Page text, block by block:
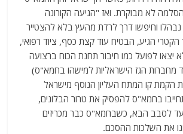
לא מבוקרת. ואז "הגיעה הקורונה
וחיפשו דרך לרדת מהעץ בלא להצטייר
הקטרי הגיע, הבטיח עוד קצת כסף, ציוד רפואי,
יצאו לפועל כמו חיבור תחנת הכוח ברצועה
מחברות הגז הישראליות למישהו בחמא"ס)
הקמת קו המתח העליון הנוסף מישראל
בחמא"ס להפסיק את טרור הבלונים,
לסבב הבא, כשבחמא"ס כבר מכריזים
את השלכות ההסכם.